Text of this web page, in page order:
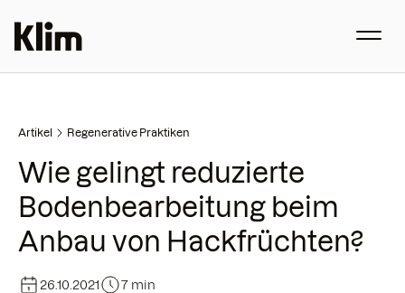
Artikel Regenerative Praktiken
Wie gelingt reduzierte
Bodenbearbeitung beim
Anbau von Hackfrüchten?
26.10.2021 7 min